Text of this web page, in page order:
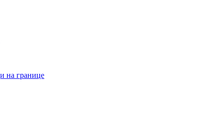
на границе